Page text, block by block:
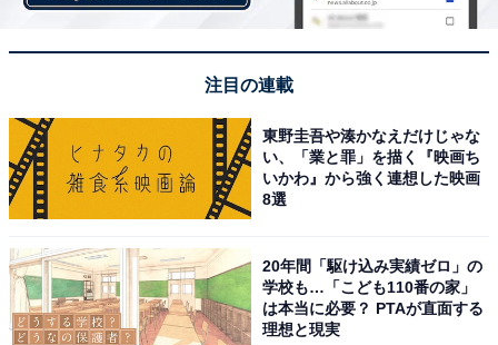
注目の連載
東野圭吾や湊かなえだけじゃな
い、「業と罪」を描く『映画ち
いかわ』から強く連想した映画
8選
20年間「駆け込み実績ゼロ」の
学校も…「こども110番の家」
は本当に必要？ PTAが直面する
理想と現実